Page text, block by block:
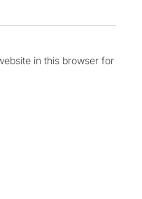
in this browser for